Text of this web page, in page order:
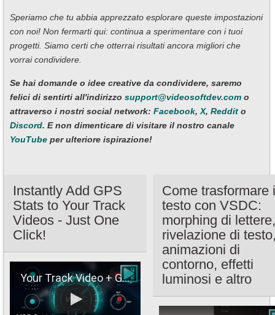
Speriamo che tu abbia apprezzato esplorare queste impostazioni
con noi! Non fermarti qui: continua a sperimentare con i tuoi
progetti. Siamo certi che otterrai risultati ancora migliori che
vorrai condividere.
Se hai domande o idee creative da condividere, saremo
felici di sentirti all'indirizzo support@videosoftdev.com o
attraverso i nostri social network: Facebook, X, Reddit o
Discord. E non dimenticare di visitare il nostro canale
YouTube per ulteriore ispirazione!
Instantly Add GPS
Stats to Your Track
Videos - Just One
Click!
Your Track Video + GPS Telemetry: Easy One-Click Overlay!
Come trasformare
testo con VSDC:
morphing di lettere,
rivelazione di
animazioni di
contorno, effetti
luminosi e altro